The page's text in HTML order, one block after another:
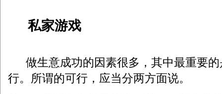
私家游戏
做生意成功的因素很多，其中最重要的
行。所谓的可行，应当分两方面说。